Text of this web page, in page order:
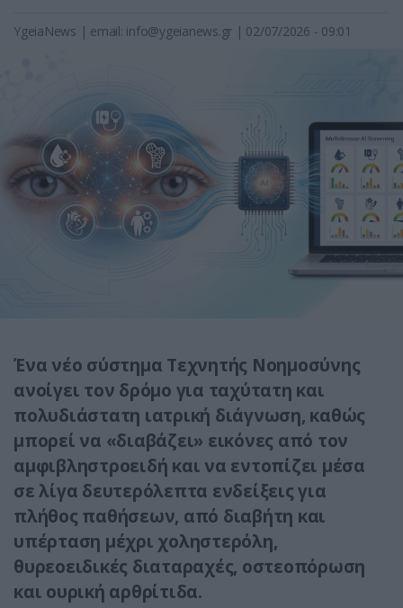
YgeiaNews | email: info@ygeianews.gr | 02/07/2026 - 09:01
Ένα νέο σύστημα Τεχνητής Νοημοσύνης
ανοίγει τον δρόμο για ταχύτατη και
πολυδιάστατη ιατρική διάγνωση, καθώς
μπορεί να «διαβάζει» εικόνες από τον
αμφιβληστροειδή και να εντοπίζει μέσα
σε λίγα δευτερόλεπτα ενδείξεις για
πλήθος παθήσεων, από διαβήτη και
υπέρταση μέχρι χοληστερόλη,
θυρεοειδικές διαταραχές, οστεοπόρωση
και ουρική αρθρίτιδα.